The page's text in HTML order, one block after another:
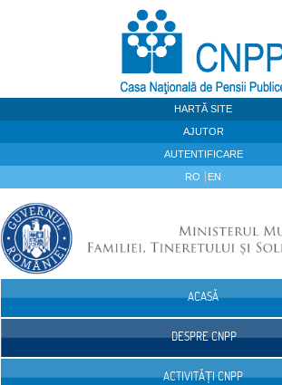
HARTĂ SITE
AJUTOR
AUTENTIFICARE
RO EN
ACASĂ
DESPRE CNPP
ACTIVITĂȚI CNPP